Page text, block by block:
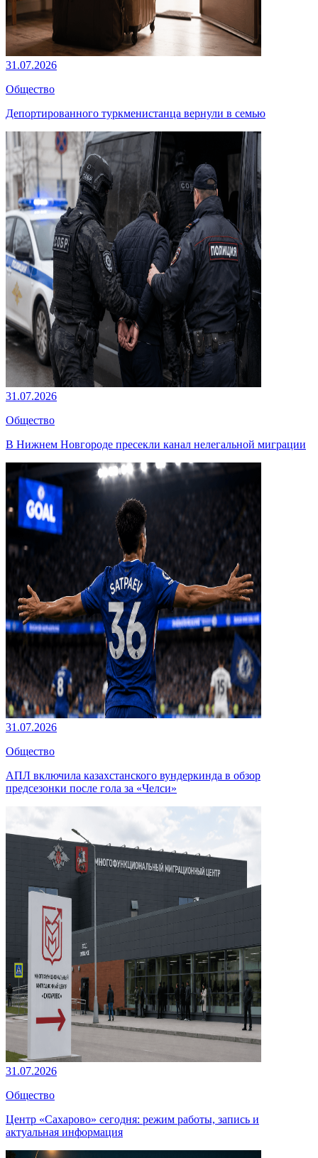
31.07.2026
Общество
Депортированного туркменистанца вернули в семью
31.07.2026
Общество
В Нижнем Новгороде пресекли канал нелегальной миграции
31.07.2026
Общество
АПЛ включила казахстанского вундеркинда в обзор
предсезонки после гола за «Челси»
31.07.2026
Общество
Центр «Сахарово» сегодня: режим работы, запись и
актуальная информация